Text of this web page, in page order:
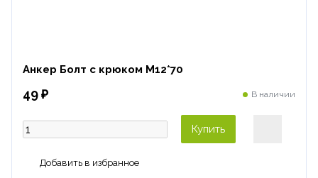
Анкер Болт с крюком М12*70
49 ₽ В наличии
Купить